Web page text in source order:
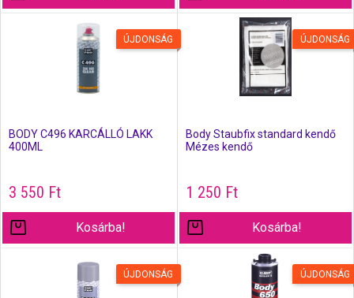
ÚJDONSÁG
BODY C496 KARCÁLLÓ LAKK
400ML
3 550 Ft
Kosárba!
ÚJDONSÁG
Body Staubfix standard kendő
Mézes kendő
1 250 Ft
Kosárba!
ÚJDONSÁG ÚJDONSÁG